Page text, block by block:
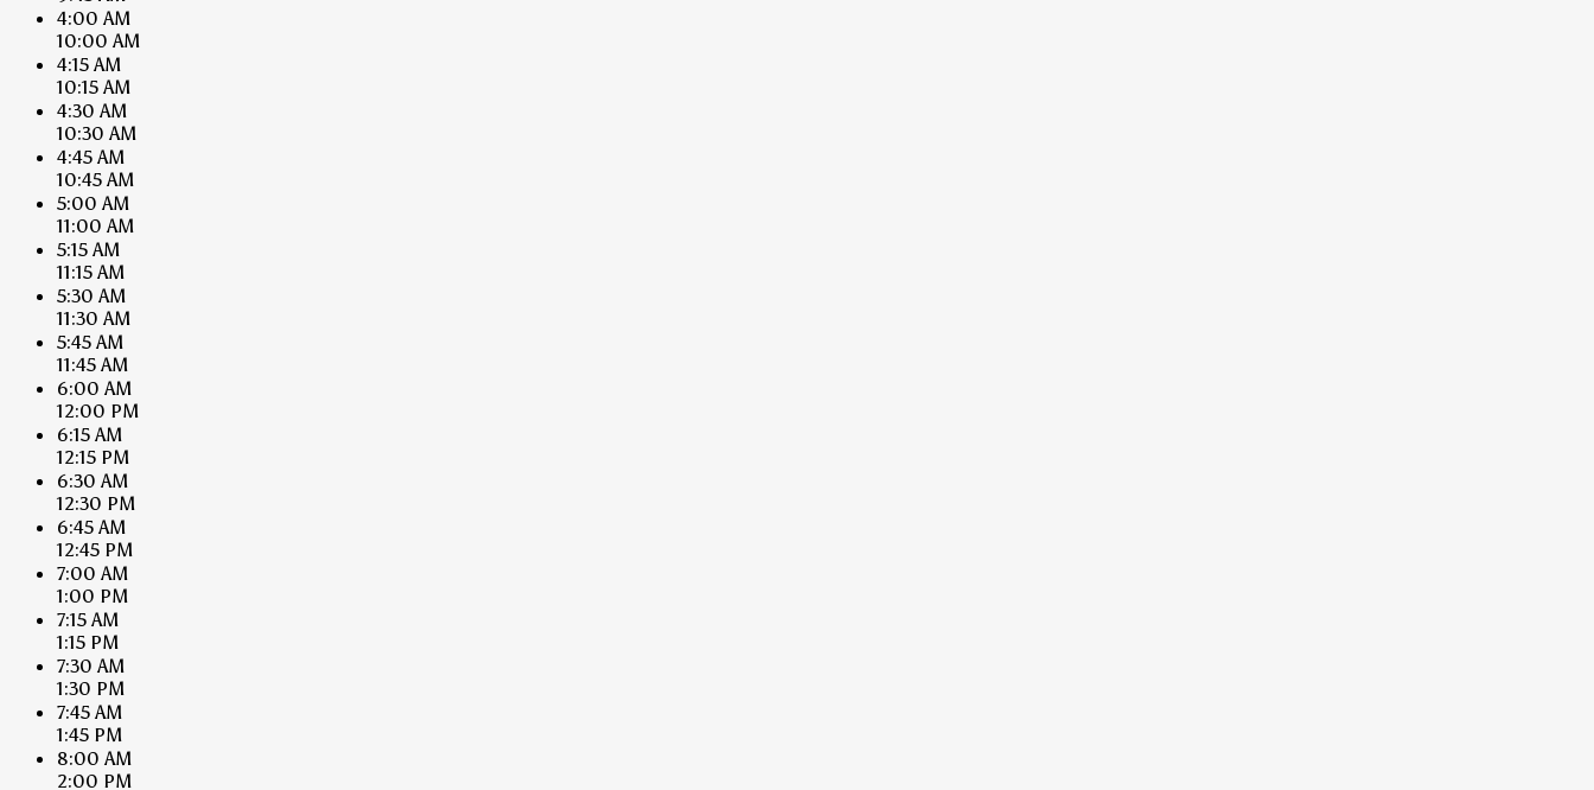
4:00 AM
10:00 AM
4:15 AM
10:15 AM
4:30 AM
10:30 AM
4:45 AM
10:45 AM
5:00 AM
11:00 AM
5:15 AM
11:15 AM
5:30 AM
11:30 AM
5:45 AM
11:45 AM
6:00 AM
12:00 PM
6:15 AM
12:15 PM
6:30 AM
12:30 PM
6:45 AM
12:45 PM
7:00 AM
1:00 PM
7:15 AM
1:15 PM
7:30 AM
1:30 PM
7:45 AM
1:45 PM
8:00 AM
2:00 PM